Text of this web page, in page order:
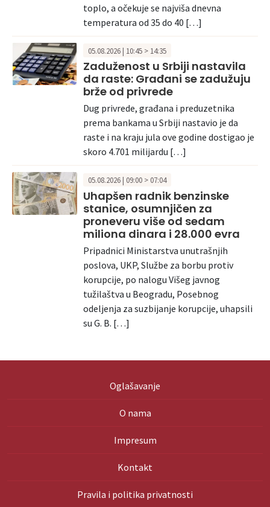
toplo, a očekuje se najviša dnevna
temperatura od 35 do 40 […]
05.08.2026 | 10:45 > 14:35
Zaduženost u Srbiji nastavila
da raste: Građani se zadužuju
brže od privrede
Dug privrede, građana i preduzetnika
prema bankama u Srbiji nastavio je da
raste i na kraju jula ove godine dostigao je
skoro 4.701 milijardu […]
05.08.2026 | 09:00 > 07:04
Uhapšen radnik benzinske
stanice, osumnjičen za
proneveru više od sedam
miliona dinara i 28.000 evra
Pripadnici Ministarstva unutrašnjih
poslova, UKP, Službe za borbu protiv
korupcije, po nalogu Višeg javnog
tužilaštva u Beogradu, Posebnog
odeljenja za suzbijanje korupcije, uhapsili
su G. B. […]
Oglašavanje
O nama
Impresum
Kontakt
Pravila i politika privatnosti